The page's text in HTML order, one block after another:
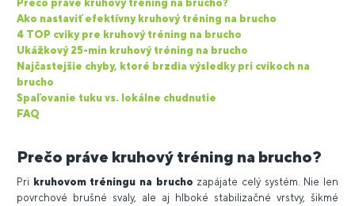
Prečo práve kruhový tréning na brucho?
Ako nastaviť efektívny kruhový tréning na brucho
4 TOP cviky pre kruhový tréning na brucho
Ukážkový 25-min kruhový tréning na brucho
Najčastejšie chyby, ktoré brzdia výsledky pri cvikoch na
brucho
Spaľovanie tuku vs. lokálne chudnutie
FAQ
Prečo práve kruhový tréning na brucho?
Pri kruhovom tréningu na brucho zapájate celý systém. Nie len
povrchové brušné svaly, ale aj hlboké stabilizačné vrstvy, šikmé